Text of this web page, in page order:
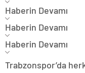
Haberin Devamı
Haberin Devamı
Haberin Devamı
Trabzonspor’da